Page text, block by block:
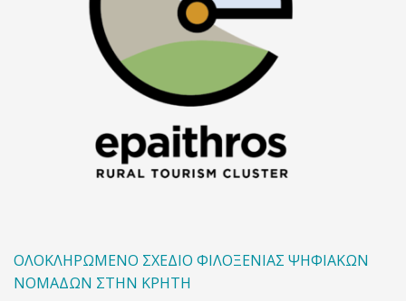
ΟΛΟΚΛΗΡΩΜΈΝΟ ΣΧΈΔΙΟ ΦΙΛΟΞΕΝΊΑΣ ΨΗΦΙΑΚΏΝ
ΝΟΜΆΔΩΝ ΣΤΗΝ ΚΡΉΤΗ